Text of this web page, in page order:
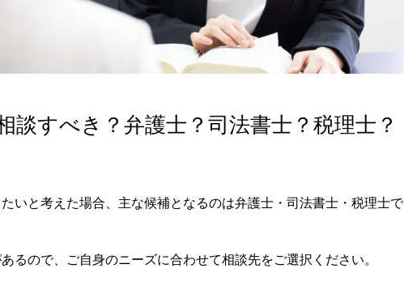
談すべき？弁護士？司法書士？税理士？
いと考えた場合、主な候補となるのは弁護士・司法書士・税理士で
るので、ご自身のニーズに合わせて相談先をご選択ください。